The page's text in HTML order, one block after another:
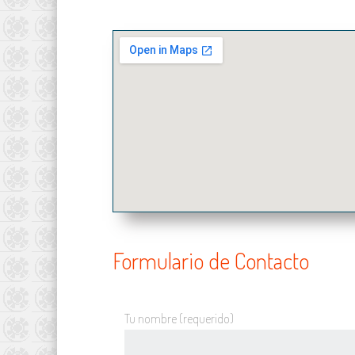
Formulario de Contacto
Tu nombre (requerido)